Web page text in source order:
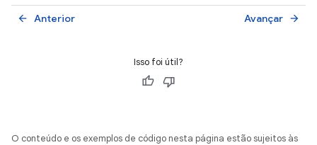
Anterior
arrow_back Avançar arrow_forward
Isso foi útil?
O conteúdo e os exemplos de código nesta página estão sujeitos às